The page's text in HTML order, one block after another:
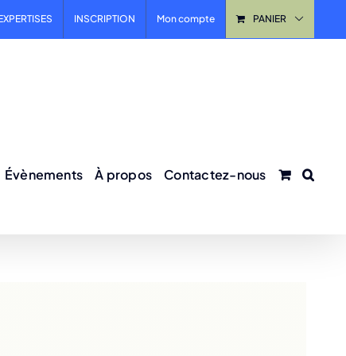
INSCRIPTION Mon compte PANIER
Évènements À propos Contactez-nous